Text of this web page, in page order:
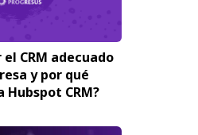
CRM adecuado
y por qué
CRM?